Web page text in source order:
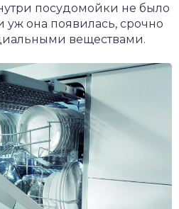
посудомойки не было
уж она появилась, срочно
веществами.